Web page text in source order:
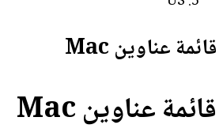
قائمة عناوين Mac
قائمة عناوين Mac